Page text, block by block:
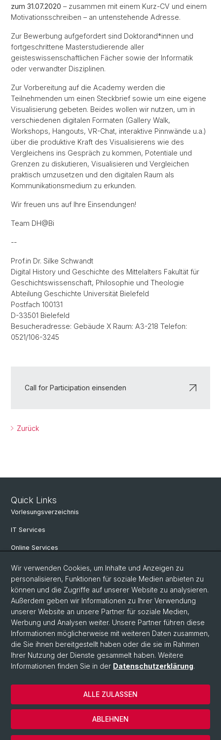
zum 31.07.2020 – zusammen mit einem Kurz-CV und einem
Motivationsschreiben – an untenstehende Adresse.
Zur Bewerbung aufgefordert sind Doktorand*innen und
fortgeschrittene Masterstudierende aller
geisteswissenschaftlichen Fächer sowie der Informatik
oder verwandter Disziplinen.
Zur Vorbereitung auf die Academy werden die
Teilnehmenden um einen Steckbrief sowie um eine eigene
Visualisierung gebeten. Beides wollen wir nutzen, um in
verschiedenen digitalen Formaten (Gallery Walk,
Workshops, Hangouts, VR-Chat, interaktive Pinnwände u.a.)
über die produktive Kraft des Visualisierens wie des
Vergleichens ins Gespräch zu kommen, Potentiale und
Grenzen zu diskutieren, Visualisieren und Vergleichen
praktisch umzusetzen und den digitalen Raum als
Kommunikationsmedium zu erkunden.
Wir freuen uns auf Ihre Einsendungen!
Team DH@Bi
--
Prof.in Dr. Silke Schwandt
Digital History und Geschichte des Mittelalters Fakultät für
Geschichtswissenschaft, Philosophie und Theologie
Abteilung Geschichte Universität Bielefeld
Postfach 100131
D-33501 Bielefeld
Besucheradresse: Gebäude X Raum: A3-218 Telefon:
0521/106-3245
Call for Participation einsenden
Zurück
Quick Links
Vorlesungsverzeichnis
IT Services
Online Services
Personensuche
PhD Programm
Dokumente & Links
News & Events
© Universität Basel
Datenschutzerklärung
Philosophisch-Historische Fakultät
Wir verwenden Cookies, um Inhalte und Anzeigen zu
personalisieren, Funktionen für soziale Medien anbieten zu
können und die Zugriffe auf unserer Website zu analysieren.
Außerdem geben wir Informationen zu Ihrer Verwendung
unserer Website an unsere Partner für soziale Medien,
Werbung und Analysen weiter. Unsere Partner führen diese
Informationen möglicherweise mit weiteren Daten zusammen,
die Sie ihnen bereitgestellt haben oder die sie im Rahmen
Ihrer Nutzung der Dienste gesammelt haben. Weitere
Informationen finden Sie in der Datenschutzerklärung.
ABLEHNEN
ALLE ZULASSEN